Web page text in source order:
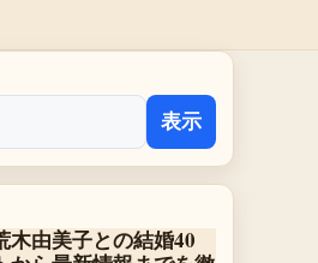
表示
木由美子との結婚40